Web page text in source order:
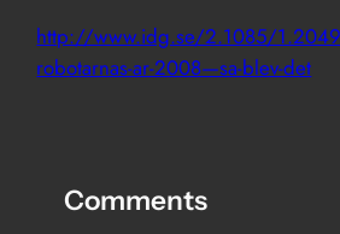
http://www.idg.se/2.1085/
robotarnas-ar-2008—sa-blev-det
Comments